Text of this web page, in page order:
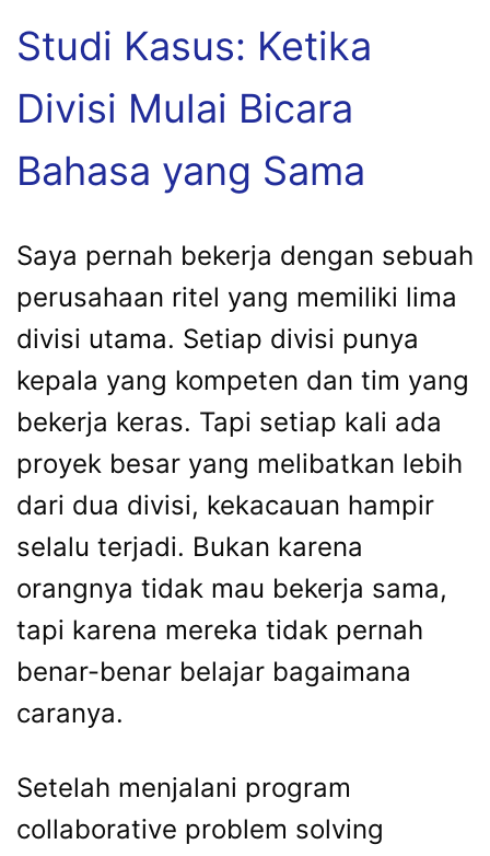
Studi Kasus: Ketika
Divisi Mulai Bicara
Bahasa yang Sama
Saya pernah bekerja dengan sebuah
perusahaan ritel yang memiliki lima
divisi utama. Setiap divisi punya
kepala yang kompeten dan tim yang
bekerja keras. Tapi setiap kali ada
proyek besar yang melibatkan lebih
dari dua divisi, kekacauan hampir
selalu terjadi. Bukan karena
orangnya tidak mau bekerja sama,
tapi karena mereka tidak pernah
benar-benar belajar bagaimana
caranya.
Setelah menjalani program
collaborative problem solving